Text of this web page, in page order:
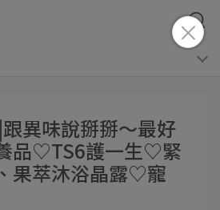
異味說掰掰～最好
品♡TS6護一生♡緊
果萃沐浴晶露♡寵